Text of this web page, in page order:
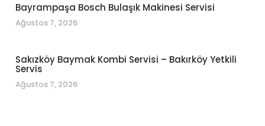
Bayrampaşa Bosch Bulaşık Makinesi Servisi
Ağustos 7, 2026
Sakızköy Baymak Kombi Servisi – Bakırköy Yetkili
Servis
Ağustos 7, 2026